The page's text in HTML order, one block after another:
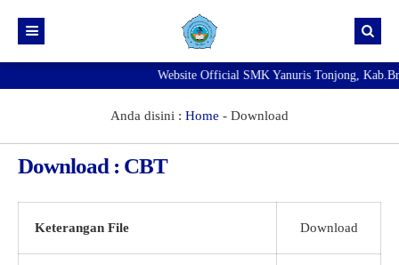
Pengumuman
Baru Tahun Pelajaran 2026/2027
NEW
Prestasi
Best
Website Official SMK Yanuris Tonjong,
Anda disini : Home - Download
Download : CBT
Keterangan File Download